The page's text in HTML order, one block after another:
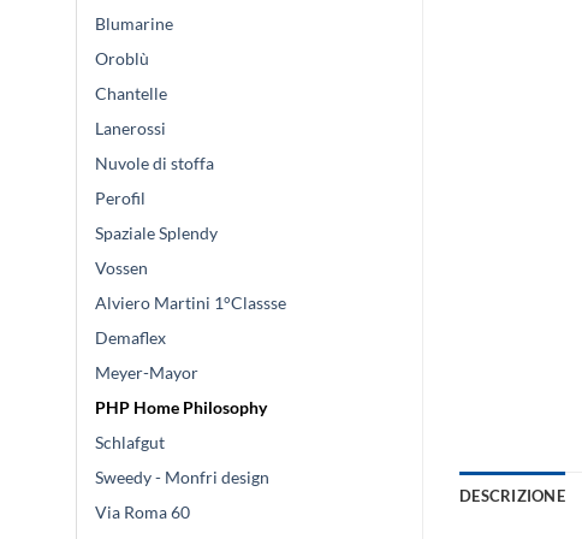
Blumarine
Oroblù
Chantelle
Lanerossi
Nuvole di stoffa
Perofil
Spaziale Splendy
Vossen
Alviero Martini 1°Classse
Demaflex
Meyer-Mayor
PHP Home Philosophy
Schlafgut
Sweedy - Monfri design
Via Roma 60
DESCRIZIONE